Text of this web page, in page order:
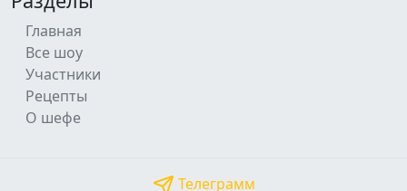
Главная
Все шоу
Участники
Рецепты
О шефе
Телеграмм